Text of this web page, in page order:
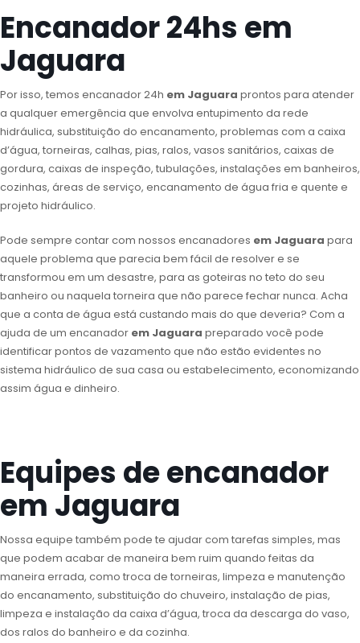
Encanador 24hs em
Jaguara
Por isso, temos encanador 24h em Jaguara prontos para atender
a qualquer emergência que envolva entupimento da rede
hidráulica, substituição do encanamento, problemas com a caixa
d’água, torneiras, calhas, pias, ralos, vasos sanitários, caixas de
gordura, caixas de inspeção, tubulações, instalações em banheiros,
cozinhas, áreas de serviço, encanamento de água fria e quente e
projeto hidráulico.
Pode sempre contar com nossos encanadores em Jaguara para
aquele problema que parecia bem fácil de resolver e se
transformou em um desastre, para as goteiras no teto do seu
banheiro ou naquela torneira que não parece fechar nunca. Acha
que a conta de água está custando mais do que deveria? Com a
ajuda de um encanador em Jaguara preparado você pode
identificar pontos de vazamento que não estão evidentes no
sistema hidráulico de sua casa ou estabelecimento, economizando
assim água e dinheiro.
Equipes de encanador
em Jaguara
Nossa equipe também pode te ajudar com tarefas simples, mas
que podem acabar de maneira bem ruim quando feitas da
maneira errada, como troca de torneiras, limpeza e manutenção
do encanamento, substituição do chuveiro, instalação de pias,
limpeza e instalação da caixa d’água, troca da descarga do vaso,
dos ralos do banheiro e da cozinha.